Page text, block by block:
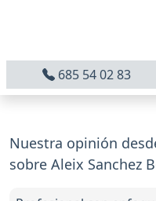
685 54 02 83
Nuestra opinión
sobre Aleix Sanchez